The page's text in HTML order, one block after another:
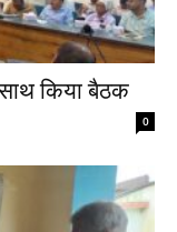
किया बैठक
0